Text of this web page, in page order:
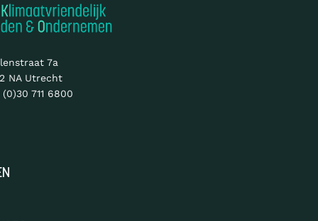
7a
NA Utrecht
(0)30 711 6800